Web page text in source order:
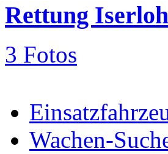
Rettung
3 Fotos
Wachen-